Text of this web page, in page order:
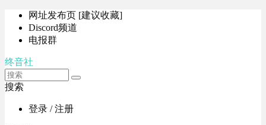
网址发布页 [建议收藏]
Discord频道
电报群
终音社
搜索
登录 / 注册